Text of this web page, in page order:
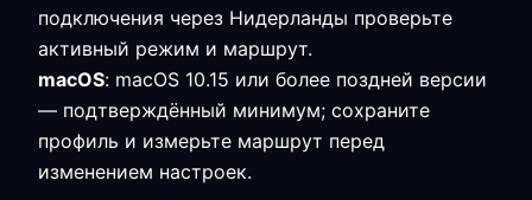
подключения через Нидерланды проверьте
активный режим и маршрут.
macOS: macOS 10.15 или более поздней версии
— подтверждённый минимум; сохраните
профиль и измерьте маршрут перед
изменением настроек.